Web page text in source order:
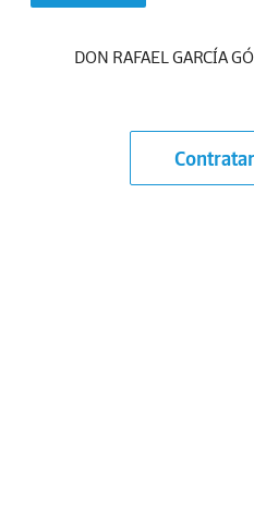
DON RAFAEL GARCÍA